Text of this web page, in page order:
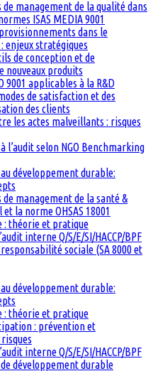
de management de la qualité dans
ISAS MEDIA 9001
dans le
enjeux stratégiques
de conception et de
nouveaux produits
9001 applicables à la R&D
de satisfaction et des
des clients
les actes malveillants : risques
l’audit selon NGO Benchmarking
développement durable:
de management de la santé &
la norme OHSAS 18001
: théorie et pratique
interne Q/S/E/SI/HACCP/BPF
sociale (SA 8000 et
développement durable:
: théorie et pratique
: prévention et
interne Q/S/E/SI/HACCP/BPF
développement durable